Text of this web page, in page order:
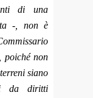
di una
-, non è
poiché non
siano
da diritti